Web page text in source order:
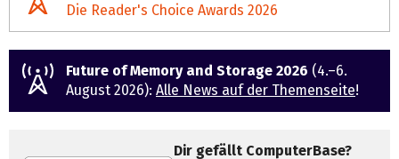
Die Reader's Choice Awards 2026
Future of Memory and Storage 2026 (4.–6.
August 2026): Alle News auf der Themenseite!
Dir gefällt ComputerBase?